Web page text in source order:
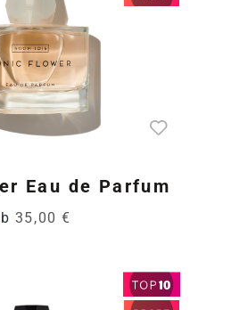
Eau de Parfum
35,00 €